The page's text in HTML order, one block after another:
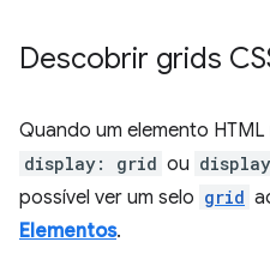
Descobrir grids
Quando um elemento
display: grid ou
possível ver um selo grid
Elementos.